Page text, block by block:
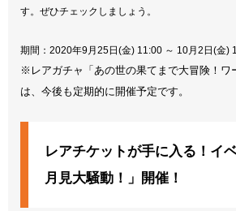
す。ぜひチェックしましょう。
期間：2020年9月25日(金) 11:00 ～ 10月2日(金)
※レアガチャ「あの世の果てまで大冒険！ワ
は、今後も定期的に開催予定です。
レアチケットが手に入る！イ
月見大騒動！」開催！